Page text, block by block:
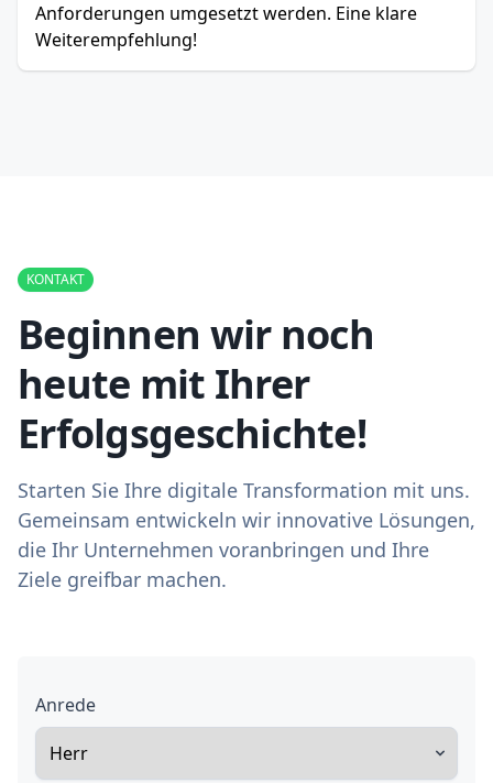
Anforderungen umgesetzt werden. Eine klare
Weiterempfehlung!
KONTAKT
Beginnen wir noch
heute mit Ihrer
Erfolgsgeschichte!
Starten Sie Ihre digitale Transformation mit uns.
Gemeinsam entwickeln wir innovative Lösungen,
die Ihr Unternehmen voranbringen und Ihre
Ziele greifbar machen.
Anrede